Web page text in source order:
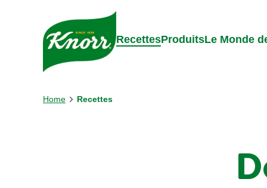
Skip to:
RecettesProduitsLe Monde
Home Recettes